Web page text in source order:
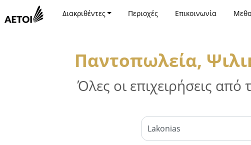
Διακριθέντες Περιοχές Επικοινωνία
Παντοπωλεία,
Όλες οι επιχειρήσεις